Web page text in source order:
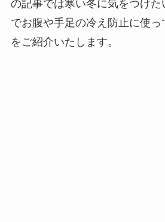
の記事では寒い冬に気をつけた
でお腹や手足の冷え防止に使
をご紹介いたします。